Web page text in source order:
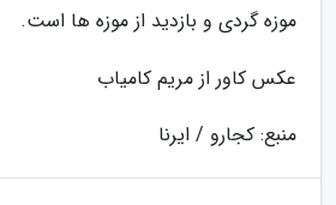
موزه گردی و بازدید از موزه ها است.
عکس کاور از مریم کامیاب
منبع: کجارو / ایرنا